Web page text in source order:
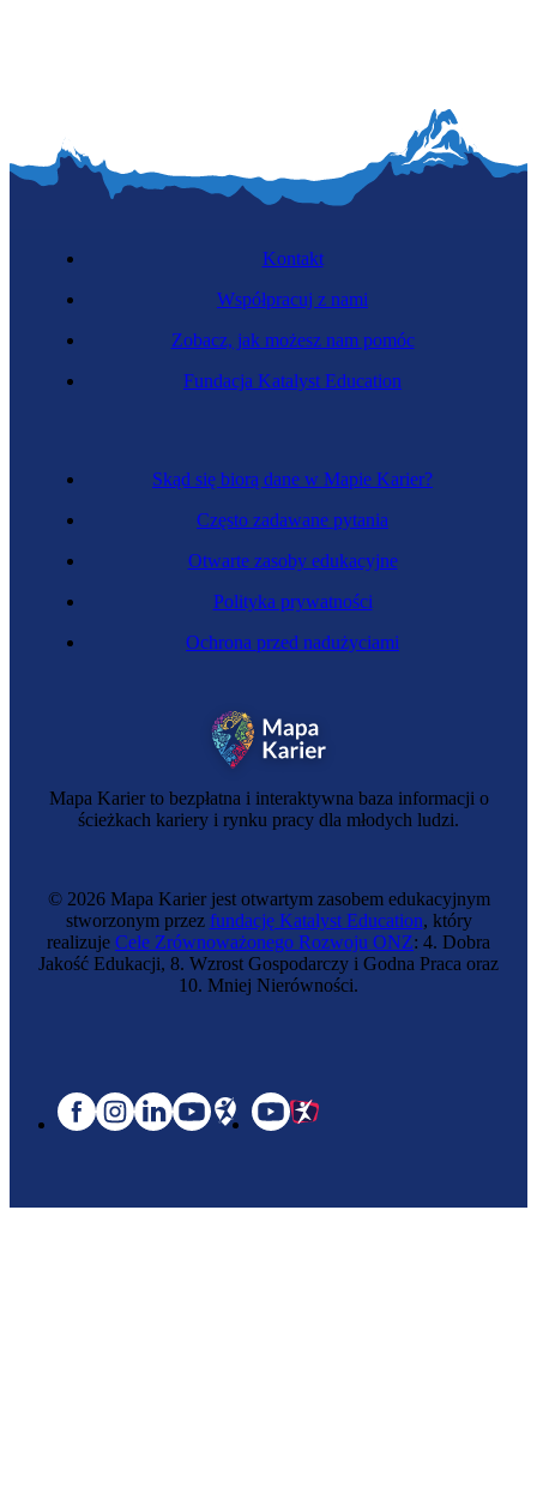
Mapa Karier to bezpłatna i interaktywna baza informacji o
ścieżkach kariery i rynku pracy dla młodych ludzi.
Skąd się biorą dane w Mapie Karier?
Często zadawane pytania
Otwarte zasoby edukacyjne
Polityka prywatności
Ochrona przed nadużyciami
Kontakt
Współpracuj z nami
Zobacz, jak możesz nam pomóc
Fundacja Katalyst Education
© 2026 Mapa Karier jest otwartym zasobem edukacyjnym
stworzonym przez fundację Katalyst Education, który
realizuje Cele Zrównoważonego Rozwoju ONZ: 4. Dobra
Jakość Edukacji, 8. Wzrost Gospodarczy i Godna Praca oraz
10. Mniej Nierówności.